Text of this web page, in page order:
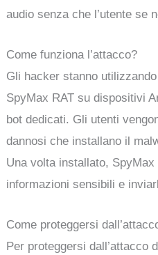
audio senza che l’utente se
Come funziona l’attacco?
Gli hacker stanno
SpyMax RAT su dispositivi
bot dedicati. Gli utenti
dannosi che installano il
Una volta installato,
informazioni sensibili e
Come proteggersi
Per proteggersi dall’attacco